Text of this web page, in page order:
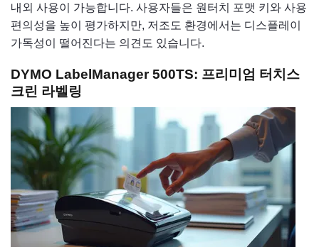
내외 사용이 가능합니다. 사용자들은 원터치 포맷 키와 사용
편의성을 높이 평가하지만, 저조도 환경에서는 디스플레이
가독성이 떨어진다는 의견도 있습니다.
DYMO LabelManager 500TS: 프리미엄 터치스
크린 라벨링